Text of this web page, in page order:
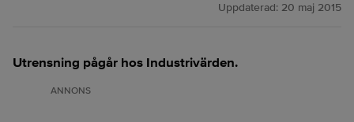
Uppdaterad: 20 maj 2015
Utrensning pågår hos Industrivärden.
ANNONS